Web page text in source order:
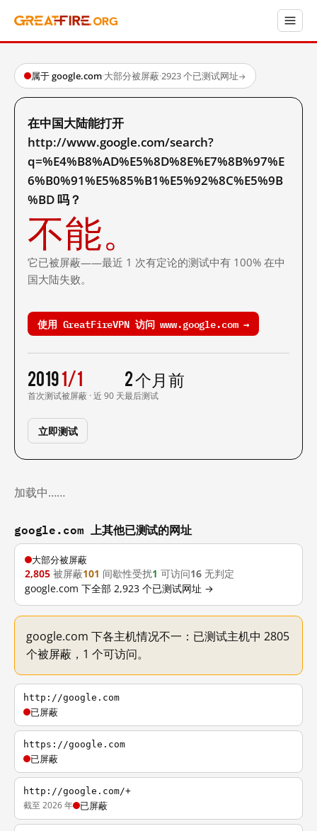
属于 google.com·大部分被屏蔽·2923 个已测试网址→
在中国大陆能打开
http://www.google.com/search?
q=%E4%B8%AD%E5%8D%8E%E7%8B%97%E
6%B0%91%E5%85%B1%E5%92%8C%E5%9B
%BD 吗？
不能。
它已被屏蔽——最近 1 次有定论的测试中有 100% 在中
国大陆失败。
使用 GreatFireVPN 访问 www.google.com →
2019
首次测试
1/1
被屏蔽 · 近 90 天
2 个月前
最后测试
立即测试
加载中……
google.com 上其他已测试的网址
大部分被屏蔽
2,805 被屏蔽101 间歇性受扰1 可访问16 无判定
google.com 下全部 2,923 个已测试网址 →
google.com 下各主机情况不一：已测试主机中 2805
个被屏蔽，1 个可访问。
http://google.com
已屏蔽
https://google.com
已屏蔽
http://google.com/+
截至 2026 年 已屏蔽